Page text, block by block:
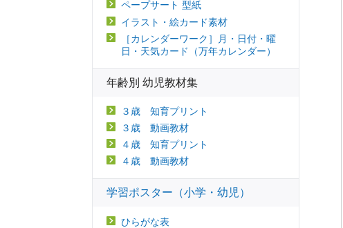
ペープサート 型紙
イラスト・絵カード素材
［カレンダーワーク］月・日付・曜
日・天気カード（万年カレンダー）
年齢別 幼児教材集
３歳 知育プリント
３歳 動画教材
４歳 知育プリント
４歳 動画教材
学習ポスター（小学・幼児）
ひらがな表